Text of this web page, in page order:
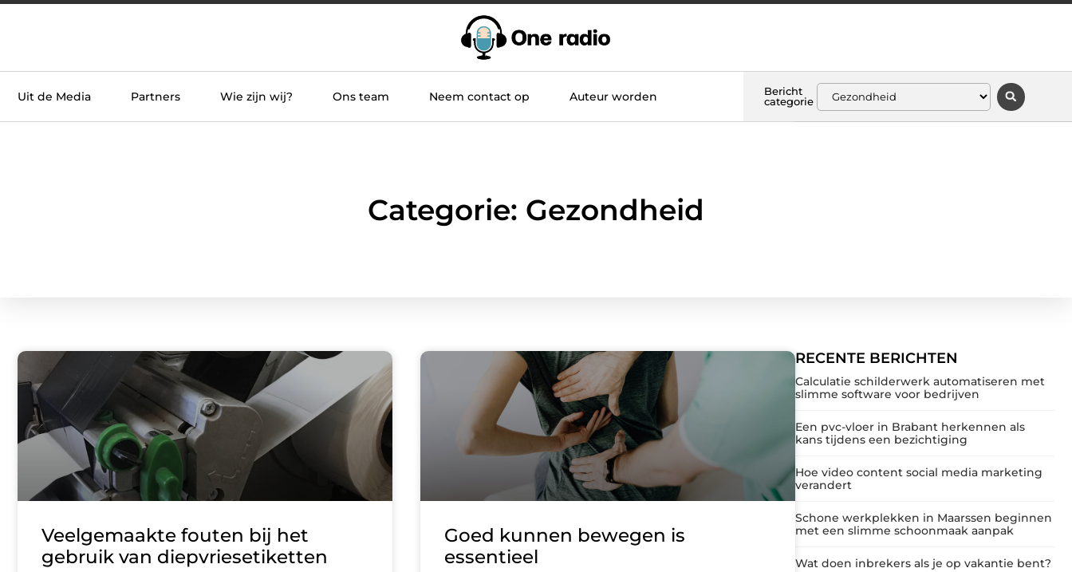
Uit de Media Partners Wie zijn wij? Ons team Neem contact op Auteur worden
Bericht
categorie
Categorie: Gezondheid
RECENTE BERICHTEN
Calculatie schilderwerk automatiseren met
slimme software voor bedrijven
Een pvc-vloer in Brabant herkennen als
kans tijdens een bezichtiging
Hoe video content social media marketing
verandert
Schone werkplekken in Maarssen beginnen
met een slimme schoonmaak aanpak
Wat doen inbrekers als je op vakantie bent?
Veelgemaakte fouten bij het
gebruik van diepvriesetiketten
Goed kunnen bewegen is
essentieel